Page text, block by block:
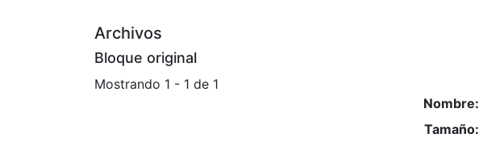
Archivos
Bloque original
Mostrando 1 - 1 de 1
Nombre:
Tamaño: